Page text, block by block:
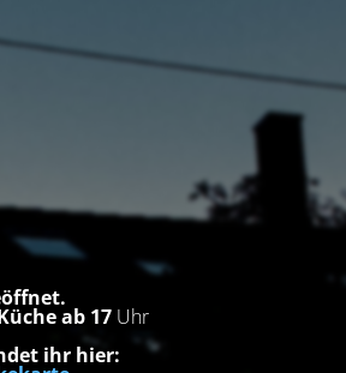
ab 17 Uhr
ihr hier: